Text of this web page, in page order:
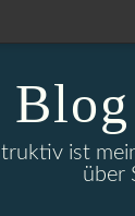
ist
über